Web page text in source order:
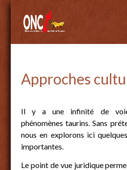
Approches
Il y a une infinité de
phénomènes taurins.Sans
nous en explorons ici
importantes.
Le point de vue juridique